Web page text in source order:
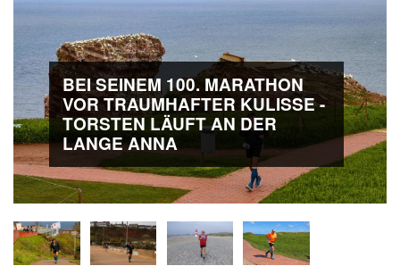
BEI SEINEM 100. MARATHON
VOR TRAUMHAFTER KULISSE -
TORSTEN LÄUFT AN DER
LANGE ANNA